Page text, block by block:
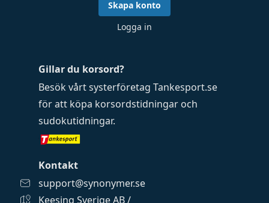
Gillar du korsord?
Besök vårt systerföretag Tankesport.se
för att köpa korsordstidningar och
sudokutidningar.
Kontakt
support@synonymer.se
Keesing Sverige AB /
Skapa konto
Logga in